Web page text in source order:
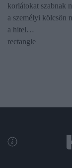
korlátokat szabnak
a személyi kölcsön
a hitel…
rectangle